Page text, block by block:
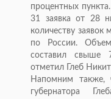
процентных
31 заявка от 28
количеству
по России.
составил свыше
отметил Глеб
Напомним
губернатора